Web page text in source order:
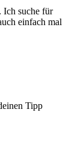
Ich suche für
einfach mal
Tipp